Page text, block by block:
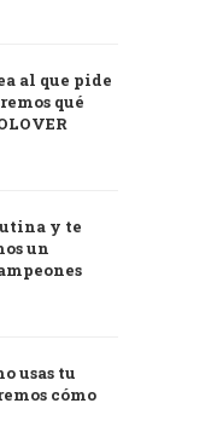
al que pide
qué
y te
un
usas tu
cómo